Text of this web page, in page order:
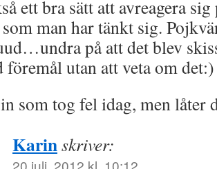
ett bra sätt att avreagera
man har tänkt sig.
på att det blev
föremål utan att veta om det:)
som tog fel idag, men låter
Karinskriver:
20 juli, 2012 kl. 10:12